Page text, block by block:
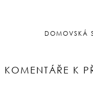
DOMOVSKÁ
KOMENTÁŘE K